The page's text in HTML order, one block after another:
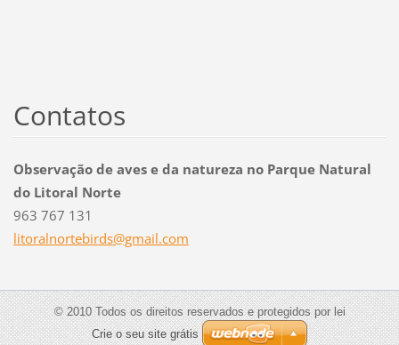
Contatos
Observação de aves e da natureza no Parque Natural
do Litoral Norte
963 767 131
litoralnortebirds@gmail.com
© 2010 Todos os direitos reservados e protegidos por lei
Crie o seu site grátis